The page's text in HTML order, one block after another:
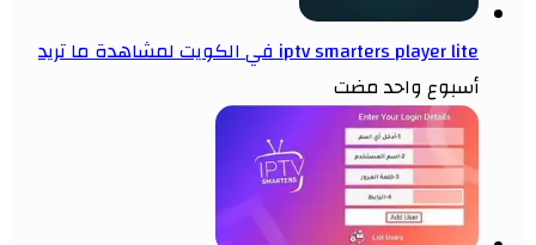
iptv smarters player lite في الكويت لمشاهدة ما تريد
أسبوع واحد مضت